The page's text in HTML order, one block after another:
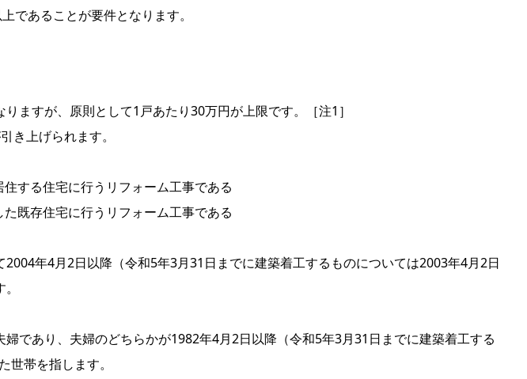
であることが要件となります。
ますが、原則として1戸あたり30万円が上限です。［注1］
き上げられます。
する住宅に行うリフォーム工事である
既存住宅に行うリフォーム工事である
年4月2日以降（令和5年3月31日までに建築着工するものについては2003年4月2日
であり、夫婦のどちらかが1982年4月2日以降（令和5年3月31日までに建築着工する
世帯を指します。